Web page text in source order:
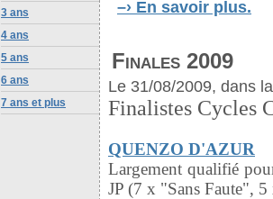
3 ans
4 ans
5 ans
6 ans
7 ans et plus
–› En savoir plus.
Finales 2009
Le 31/08/2009, dans
Finalistes Cycles
QUENZO D'AZUR
Largement qualifié
JP (7 x "Sans Faute",